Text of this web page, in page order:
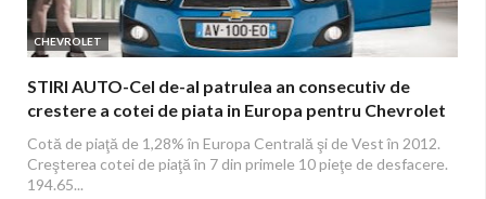
CHEVROLET
STIRI AUTO-Cel de-al patrulea an consecutiv de
crestere a cotei de piata in Europa pentru Chevrolet
Cotă de piaţă de 1,28% în Europa Centrală şi de Vest în 2012.
Creşterea cotei de piaţă în 7 din primele 10 pieţe de desfacere.
194.65...